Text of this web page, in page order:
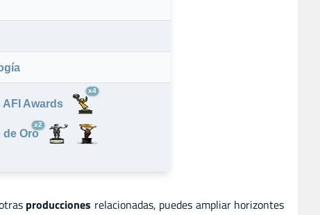
x4
x2
producciones relacionadas, puedes ampliar horizontes